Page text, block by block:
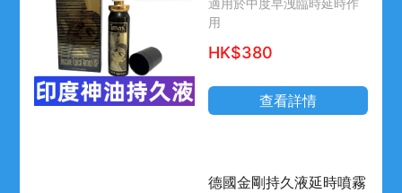
適用於中度早洩臨時延時作
用
HK$380
查看詳情
德國金剛持久液延時噴霧